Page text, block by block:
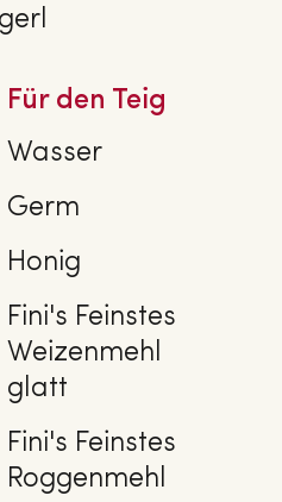
Für den Teig
Wasser
Germ
Honig
Fini's Feinstes
Weizenmehl
glatt
Fini's Feinstes
Roggenmehl